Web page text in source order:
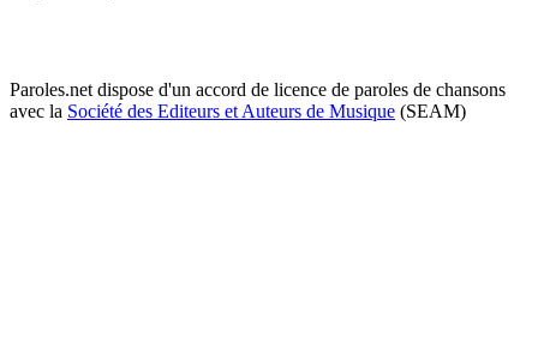
Paroles.net dispose d'un accord de licence de paroles de chansons
avec la Société des Editeurs et Auteurs de Musique (SEAM)